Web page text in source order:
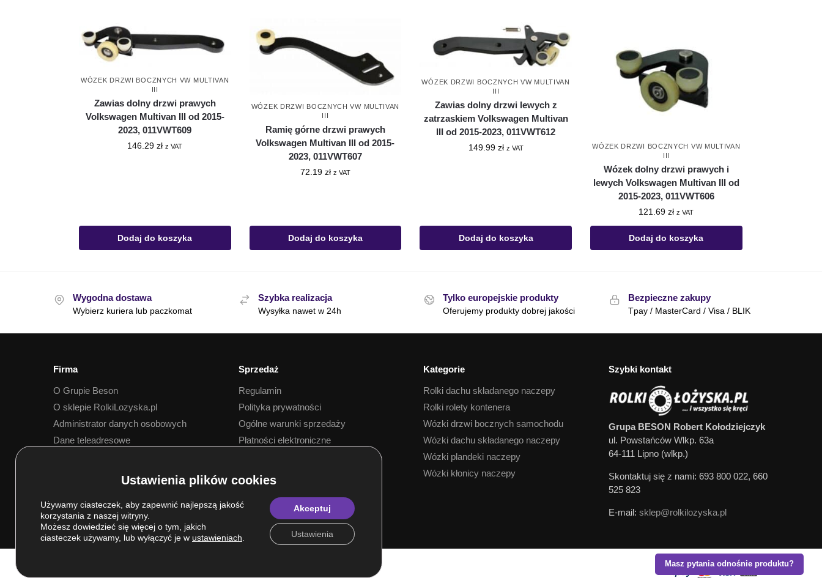
Masz pytania odnośnie produktu?
WÓZEK DRZWI BOCZNYCH VW MULTIVAN
III
Zawias dolny drzwi prawych
Volkswagen Multivan III od 2015-
2023, 011VWT609
146.29zł z VAT
Dodaj do koszyka
WÓZEK DRZWI BOCZNYCH VW MULTIVAN
III
Ramię górne drzwi prawych
Volkswagen Multivan III od 2015-
2023, 011VWT607
72.19 zł z VAT
Dodaj do koszyka
WÓZEK DRZWI BOCZNYCH VW MULTIVAN
Zawias dolny drzwi lewych z
zatrzaskiem Volkswagen Multivan
III od 2015-2023, 011VWT612
149.99 zł z VAT
Dodaj do koszyka
WÓZEK DRZWI BOCZNYCH VW MULTIVAN
III
Wózek dolny drzwi prawych i
lewych Volkswagen Multivan III od
2015-2023, 011VWT606
121.69zł z VAT
Dodaj do koszyka
Wygodna dostawa
Wybierz kuriera lub paczkomat
Szybka realizacja
Wysyłka nawet w 24h
Tylko europejskie produkty
Oferujemy produkty dobrej jakości
Bezpieczne zakupy
Tpay / MasterCard / Visa / BLIK
Firma
O Grupie Beson
O sklepie RolkiLozyska.pl
Administrator danych osobowych
Dane teleadresowe
Sprzedaż
Regulamin
Polityka prywatności
Ogólne warunki sprzedaży
Płatności elektroniczne
Kategorie
Rolki dachu składanego naczepy
Rolki rolety kontenera
Wózki drzwi bocznych samochodu
Wózki dachu składanego naczepy
Wózki plandeki naczepy
Wózki kłonicy naczepy
Szybki kontakt
Grupa BESON Robert Kołodziejczyk
ul. Powstańców Wlkp. 63a
64-111 Lipno (wlkp.)
Skontaktuj się z nami: 693 800 022, 660
525 823
E-mail: sklep@rolkilozyska.pl
Używamy ciasteczek, aby zapewnić najlepszą jakość
korzystania z naszej witryny.
Możesz dowiedzieć się więcej o tym, jakich
ciasteczek używamy, lub wyłączyć je w ustawieniach
Akceptuj
Ustawienia